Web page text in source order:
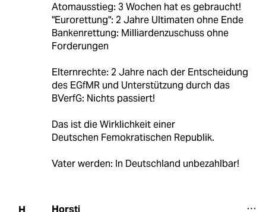
Atomausstieg: 3 Wochen hat es gebraucht!
"Eurorettung": 2 Jahre Ultimaten ohne Ende
Bankenrettung: Milliardenzuschuss ohne
Forderungen
Elternrechte: 2 Jahre nach der Entscheidung
des EGfMR und Unterstützung durch das
BVerfG: Nichts passiert!
Das ist die Wirklichkeit einer
Deutschen Femokratischen Republik.
Vater werden: In Deutschland unbezahlbar!
Horsti